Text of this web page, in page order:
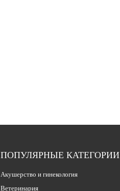
ПОПУЛЯРНЫЕ КАТЕГОРИИ
Акушерство и гинекология
Ветеринария